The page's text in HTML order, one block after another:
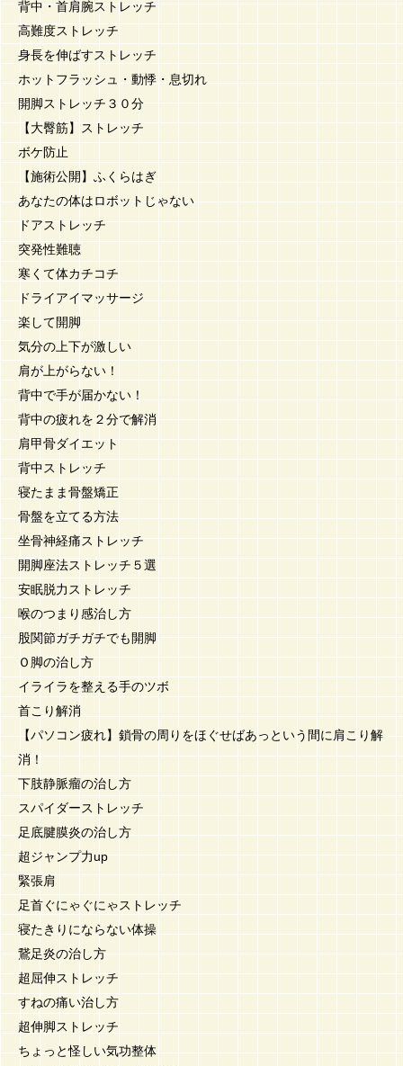
背中・首肩腕ストレッチ
高難度ストレッチ
身長を伸ばすストレッチ
ホットフラッシュ・動悸・息切れ
開脚ストレッチ３０分
【大臀筋】ストレッチ
ボケ防止
【施術公開】ふくらはぎ
あなたの体はロボットじゃない
ドアストレッチ
突発性難聴
寒くて体カチコチ
ドライアイマッサージ
楽して開脚
気分の上下が激しい
肩が上がらない！
背中で手が届かない！
背中の疲れを２分で解消
肩甲骨ダイエット
背中ストレッチ
寝たまま骨盤矯正
骨盤を立てる方法
坐骨神経痛ストレッチ
開脚座法ストレッチ５選
安眠脱力ストレッチ
喉のつまり感治し方
股関節ガチガチでも開脚
Ｏ脚の治し方
イライラを整える手のツボ
首こり解消
【パソコン疲れ】鎖骨の周りをほぐせばあっという間に肩こり解
消！
下肢静脈瘤の治し方
スパイダーストレッチ
足底腱膜炎の治し方
超ジャンプ力up
緊張肩
足首ぐにゃぐにゃストレッチ
寝たきりにならない体操
鵞足炎の治し方
超屈伸ストレッチ
すねの痛い治し方
超伸脚ストレッチ
ちょっと怪しい気功整体